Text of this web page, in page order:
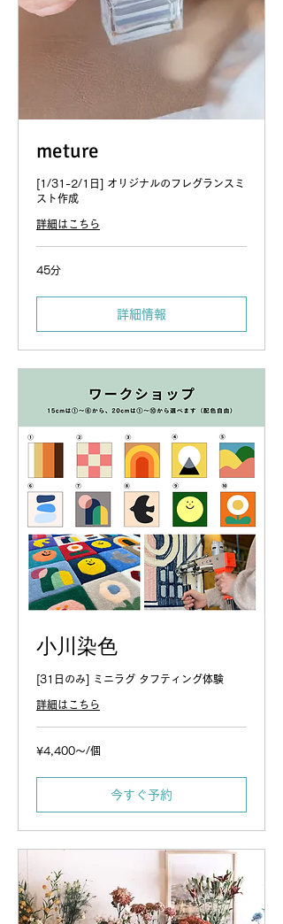
meture
[1/31-2/1日] オリジナルのフレグランスミ
スト作成
詳細はこちら
45分
詳細情報
小川染色
[31日のみ] ミニラグ タフティング体験
詳細はこちら
¥4,400
～/
¥4,400～/個
今すぐ予約